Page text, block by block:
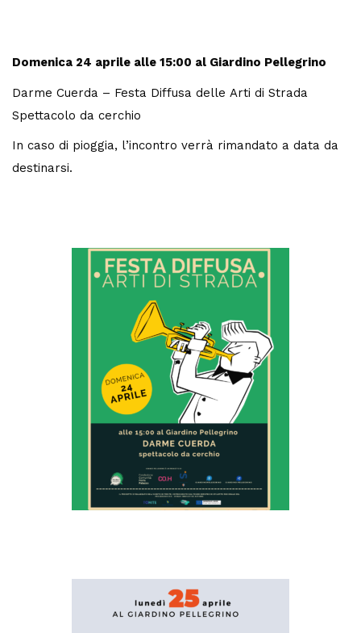
Domenica 24 aprile alle 15:00 al Giardino Pellegrino
Darme Cuerda – Festa Diffusa delle Arti di Strada
Spettacolo da cerchio
In caso di pioggia, l’incontro verrà rimandato a data da
destinarsi.